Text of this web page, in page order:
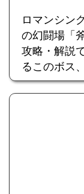
ロマンシン
の幻闘場「
攻略・解説
るこのボス